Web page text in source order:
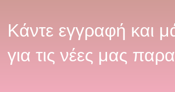
Κάντε εγγραφή και
για τις νέες μας